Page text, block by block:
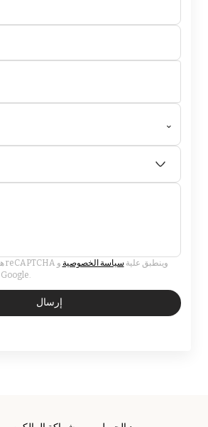
⌄
هذا الموقع محمي بواسطة reCAPTCHA وينطبق علية سياسة الخصوصية و
الخاصة بـ Google.
إرسال